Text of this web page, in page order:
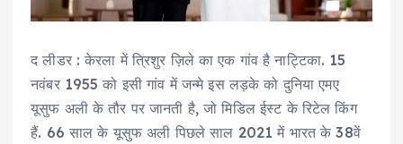
द लीडर : केरला में त्रिशुर ज़िले का एक गांव है नाट्टिका. 15
नवंबर 1955 को इसी गांव में जन्मे इस लड़के को दुनिया एमए
यूसुफ अली के तौर पर जानती है, जो मिडिल ईस्ट के रिटेल किंग
हैं. 66 साल के यूसुफ अली पिछले साल 2021 में भारत के 38वें